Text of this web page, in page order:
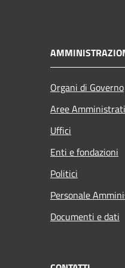
Organi di Governo
Aree
Uffici
Enti e fondazioni
Politici
Personale
Documenti e dati